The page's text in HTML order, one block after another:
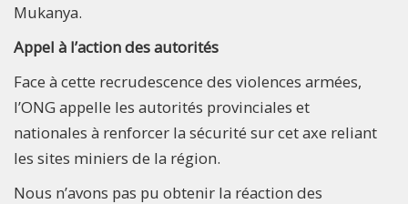
Mukanya.
Appel à l’action des autorités
Face à cette recrudescence des violences armées,
l’ONG appelle les autorités provinciales et
nationales à renforcer la sécurité sur cet axe reliant
les sites miniers de la région.
Nous n’avons pas pu obtenir la réaction des